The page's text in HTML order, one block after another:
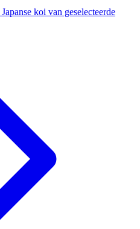
Japanse koi van geselecteerde